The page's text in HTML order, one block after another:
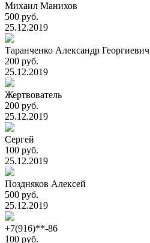
Михаил Манихов
500 руб.
25.12.2019
Таранченко Александр Георгиевич
200 руб.
25.12.2019
Жертвователь
200 руб.
25.12.2019
Сергей
100 руб.
25.12.2019
Поздняков Алексей
500 руб.
25.12.2019
+7(916)**-86
100 руб.